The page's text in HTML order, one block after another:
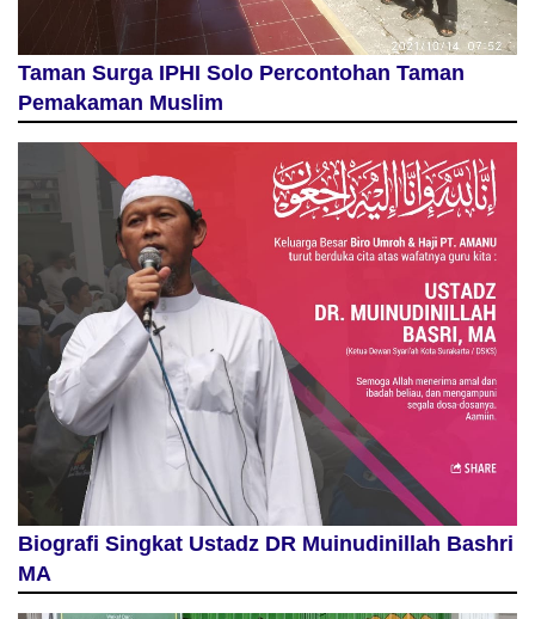
Taman Surga IPHI Solo Percontohan Taman
Pemakaman Muslim
Biografi Singkat Ustadz DR Muinudinillah Bashri
MA